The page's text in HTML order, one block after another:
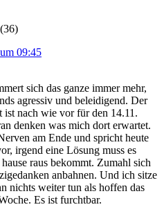
09:45
sich das ganze immer mehr,
agressiv und beleidigend. Der
nach wie vor für den 14.11.
denken was mich dort erwartet.
am Ende und spricht heute
irgend eine Lösung muss es
raus bekommt. Zumahl sich
anbahnen. Und ich sitze
nichts weiter tun als hoffen das
Es ist furchtbar.